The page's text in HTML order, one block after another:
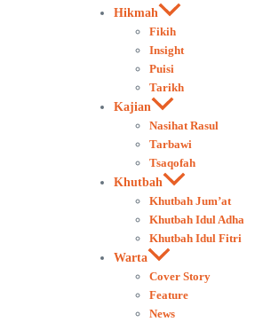
Hikmah
Fikih
Insight
Puisi
Tarikh
Kajian
Nasihat Rasul
Tarbawi
Tsaqofah
Khutbah
Khutbah Jum’at
Khutbah Idul Adha
Khutbah Idul Fitri
Warta
Cover Story
Feature
News